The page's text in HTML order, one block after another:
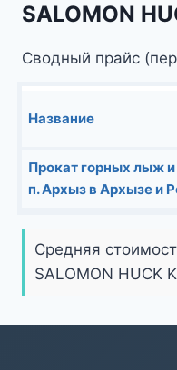
SALOMON
Сводный прайс
Название
Прокат горных лыж
п. Архыз в Архызе и
Средняя
SALOMON HUCK